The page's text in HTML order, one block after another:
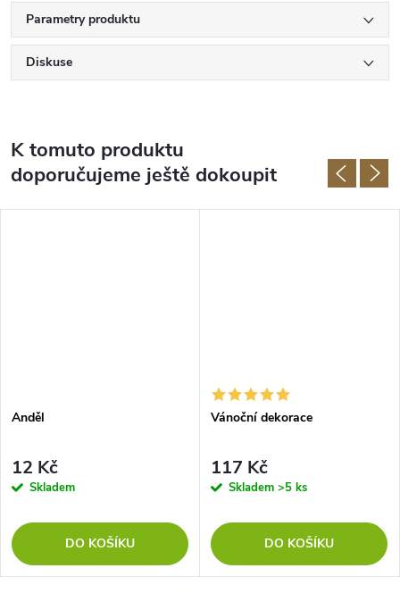
Parametry produktu
Diskuse
K tomuto produktu
doporučujeme ještě dokoupit
Anděl
12 Kč
Skladem
DO KOŠÍKU
Vánoční dekorace
117 Kč
Skladem >5 ks
DO KOŠÍKU